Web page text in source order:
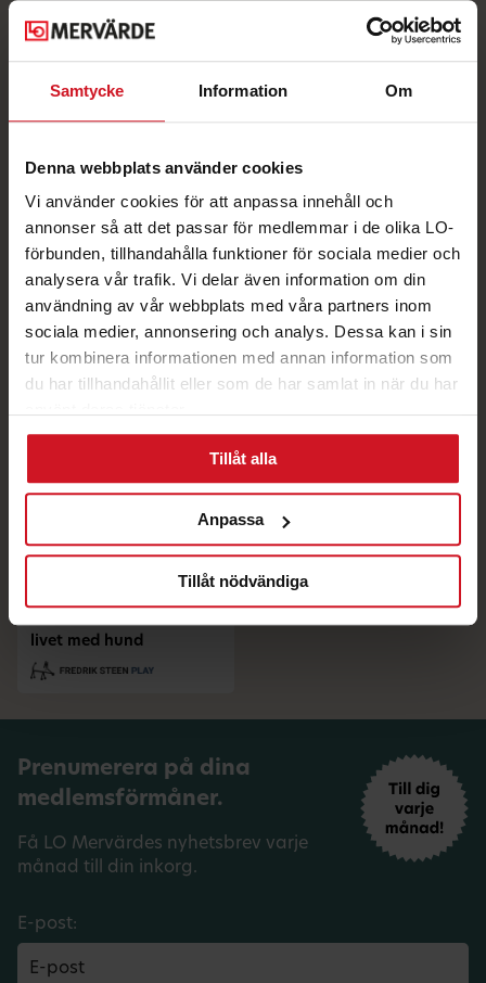
Samtycke Information Om
Denna webbplats använder cookies
Vi använder cookies för att anpassa innehåll och
annonser så att det passar för medlemmar i de olika LO-
förbunden, tillhandahålla funktioner för sociala medier och
analysera vår trafik. Vi delar även information om din
användning av vår webbplats med våra partners inom
sociala medier, annonsering och analys. Dessa kan i sin
tur kombinera informationen med annan information som
du har tillhandahållit eller som de har samlat in när du har
Tillåt alla
Anpassa
Tillåt nödvändiga
Hund på jobbet –
en serie med
Fredrik Steen
Ta ditt unika
hundägarcertifikat!
da Silva i ett samtal om
livet med hund
Prenumerera på dina
medlemsförmåner.
Få LO Mervärdes nyhetsbrev varje
månad till din inkorg.
E-post: